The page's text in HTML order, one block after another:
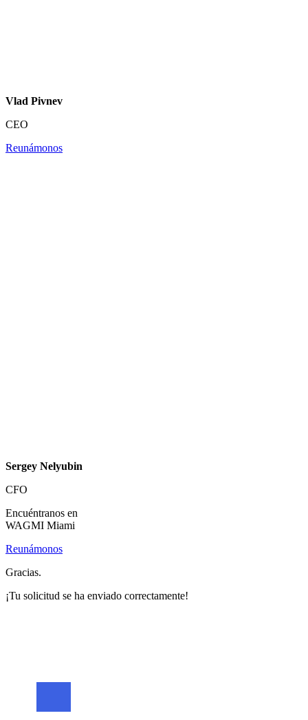
Vlad Pivnev
CEO
Reunámonos
Sergey Nelyubin
CFO
Encuéntranos en
WAGMI Miami
Reunámonos
Gracias.
¡Tu solicitud se ha enviado correctamente!